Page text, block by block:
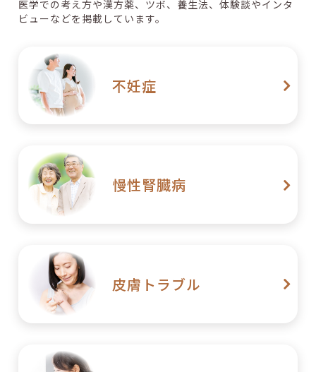
【腎臓ブログ】腎臓を守る人が毎日やっている3つの習慣｜
【SHOP】夏バテ・熱中症対策キャンペーン
スが的確で心強かった
2026/06/24
【NEWS】「Femtech Japan Femcare Japan 2026 in T
OKYO」に出展いたします
【NEWS】第14回日本DOHaD学会 学術集会にて研究発表
を行います
医学での考え方や漢方薬、ツボ、養生法、体験談やインタ
ビューなどを掲載しています。
不妊症
慢性腎臓病
皮膚トラブル